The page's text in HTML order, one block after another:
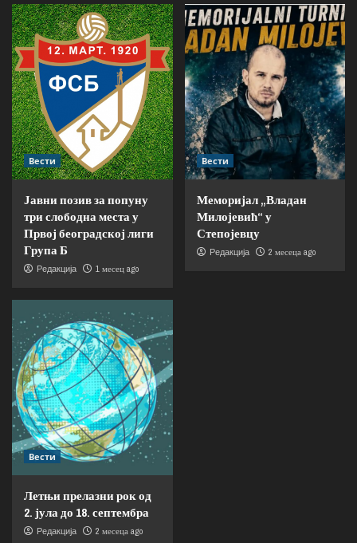
Вести
Јавни позив за попуну
три слободна места у
Првој београдској лиги
Група Б
Редакција 1 месец ago
Вести
Меморијал „Владан
Милојевић“ у
Степојевцу
Редакција 2 месеца ago
Вести
Летњи прелазни рок од
2. јула до 18. септембра
Редакција 2 месеца ago